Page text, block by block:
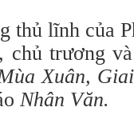
thủ lĩnh của
chủ trương
Xuân,
Nhân Văn.